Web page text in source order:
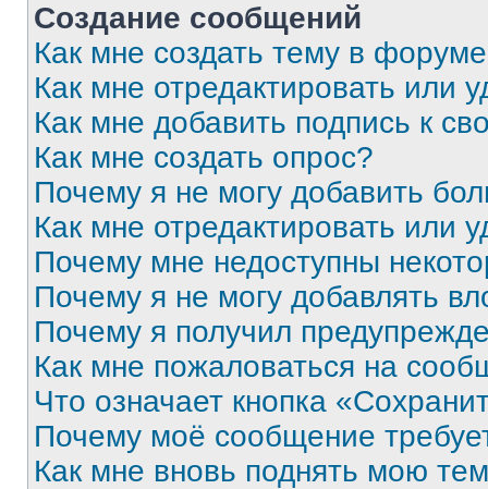
Создание сообщений
Как мне создать тему в
Как мне отредактировать или
Как мне добавить подпись к
Как мне создать опрос?
Почему я не могу добавить
Как мне отредактировать или
Почему мне недоступны
Почему я не могу добавлять
Почему я получил
Как мне пожаловаться на
Что означает кнопка
Почему моё сообщение
Как мне вновь поднять мою